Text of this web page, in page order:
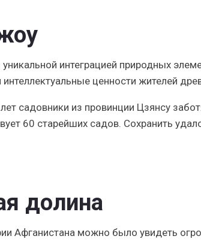
интеграцией природных
ценности жителей
садовники из провинции Цзянсу
60 старейших садов. Сохранить
долина
Афганистана можно было увидеть